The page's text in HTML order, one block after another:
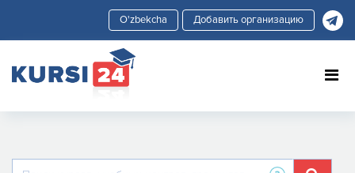
Добавить организацию